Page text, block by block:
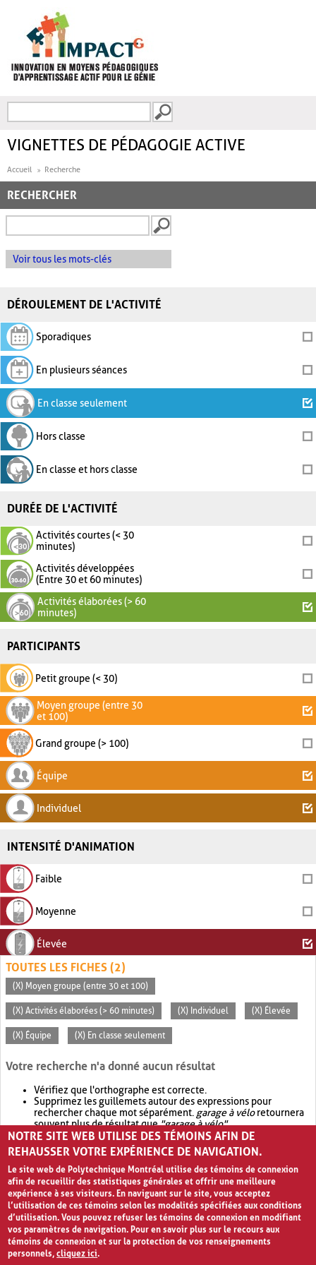
FORMULAIRE DE
VIGNETTES DE PÉDAGOGIE ACTIVE
Accueil Recherche
RECHERCHER
Voir tous les mots-clés
DÉROULEMENT DE L'ACTIVITÉ
Sporadiques
En plusieurs séances
En classe seulement
Hors classe
En classe et hors classe
DURÉE DE L'ACTIVITÉ
Activités courtes (< 30
minutes)
Activités développées
(Entre 30 et 60 minutes)
Activités élaborées (> 60
minutes)
PARTICIPANTS
Petit groupe (< 30)
Moyen groupe (entre 30
et 100)
Grand groupe (> 100)
Équipe
Individuel
INTENSITÉ D'ANIMATION
Faible
Moyenne
Élevée
TOUTES LES FICHES (2)
(X) Moyen groupe (entre 30 et 100)
(X) Activités élaborées (> 60 minutes) (X) Individuel (X) Élevée
(X) Équipe (X) En classe seulement
Votre recherche n'a donné aucun résultat
Vérifiez que l'orthographe est correcte.
Supprimez les guillemets autour des expressions pour
rechercher chaque mot séparément. garage à véloretournera
souvent plus de résultat que"garage à vélo".
Envisagez d'élargir votre recherche avec OR.garage OR vélo
retournera souvent plus de résultat quegarage à vélo
NOTRE SITE WEB UTILISE DES TÉMOINS AFIN DE
REHAUSSER VOTRE EXPÉRIENCE DE NAVIGATION.
Le site web de Polytechnique Montréal utilise des témoins de connexion
afin de recueillir des statistiques générales et offrir une meilleure
expérience à ses visiteurs. En naviguant sur le site, vous acceptez
l’utilisation de ces témoins selon les modalités spécifiées aux conditions
d’utilisation. Vous pouvez refuser les témoins de connexion en modifiant
vos paramètres de navigation. Pour en savoir plus sur le recours aux
témoins de connexion et sur la protection de vos renseignements
personnels,cliquez ici.